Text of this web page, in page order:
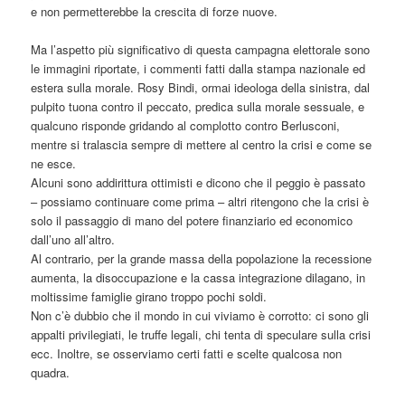
e non permetterebbe la crescita di forze nuove.
Ma l’aspetto più significativo di questa campagna elettorale sono
le immagini riportate, i commenti fatti dalla stampa nazionale ed
estera sulla morale. Rosy Bindi, ormai ideologa della sinistra, dal
pulpito tuona contro il peccato, predica sulla morale sessuale, e
qualcuno risponde gridando al complotto contro Berlusconi,
mentre si tralascia sempre di mettere al centro la crisi e come se
ne esce.
Alcuni sono addirittura ottimisti e dicono che il peggio è passato
– possiamo continuare come prima – altri ritengono che la crisi è
solo il passaggio di mano del potere finanziario ed economico
dall’uno all’altro.
Al contrario, per la grande massa della popolazione la recessione
aumenta, la disoccupazione e la cassa integrazione dilagano, in
moltissime famiglie girano troppo pochi soldi.
Non c’è dubbio che il mondo in cui viviamo è corrotto: ci sono gli
appalti privilegiati, le truffe legali, chi tenta di speculare sulla crisi
ecc. Inoltre, se osserviamo certi fatti e scelte qualcosa non
quadra.